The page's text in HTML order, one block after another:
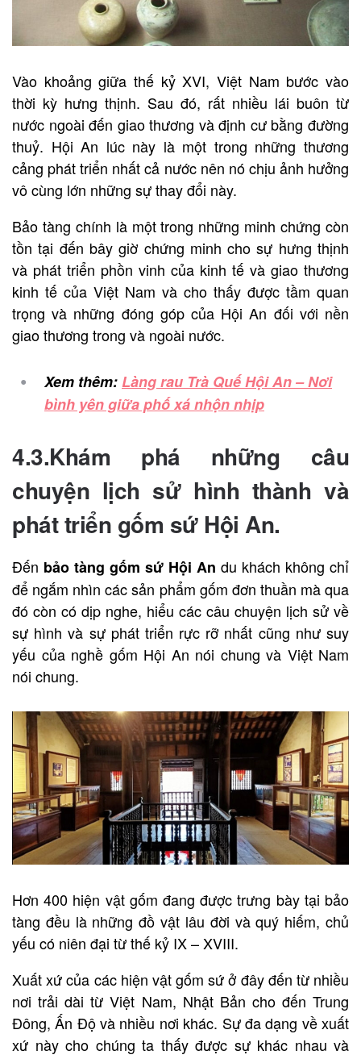
Vào khoảng giữa thế kỷ XVI, Việt Nam bước vào
thời kỳ hưng thịnh. Sau đó, rất nhiều lái buôn từ
nước ngoài đến giao thương và định cư bằng đường
thuỷ. Hội An lúc này là một trong những thương
cảng phát triển nhất cả nước nên nó chịu ảnh hưởng
vô cùng lớn những sự thay đổi này.
Bảo tàng chính là một trong những minh chứng còn
tồn tại đến bây giờ chứng minh cho sự hưng thịnh
và phát triển phồn vinh của kinh tế và giao thương
kinh tế của Việt Nam và cho thấy được tầm quan
trọng và những đóng góp của Hội An đối với nền
giao thương trong và ngoài nước.
Xem thêm:Làng rau Trà Quế Hội An – Nơi
bình yên giữa phố xá nhộn nhịp
4.3.Khám phá những câu
chuyện lịch sử hình thành và
phát triển gốm sứ Hội An.
Đến bảo tàng gốm sứ Hội An du khách không chỉ
để ngắm nhìn các sản phẩm gốm đơn thuần mà qua
đó còn có dịp nghe, hiểu các câu chuyện lịch sử về
sự hình và sự phát triển rực rỡ nhất cũng như suy
yếu của nghề gốm Hội An nói chung và Việt Nam
nói chung.
Hơn 400 hiện vật gốm đang được trưng bày tại bảo
tàng đều là những đồ vật lâu đời và quý hiếm, chủ
yếu có niên đại từ thế kỷ IX – XVIII.
Xuất xứ của các hiện vật gốm sứ ở đây đến từ nhiều
nơi trải dài từ Việt Nam, Nhật Bản cho đến Trung
Đông, Ấn Độ và nhiều nơi khác. Sự đa dạng về xuất
xứ này cho chúng ta thấy được sự khác nhau và